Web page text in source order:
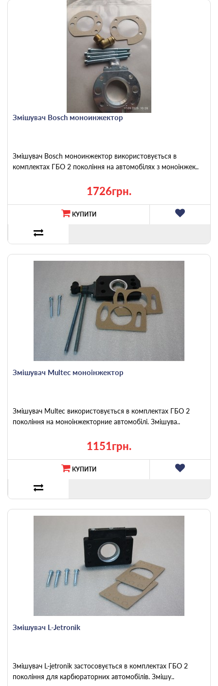
Змішувач Bosch моноинжектор
Змішувач Bosch моноинжектор використовується в
комплектах ГБО 2 покоління на автомобілях з моноінжек..
1726грн.
КУПИТИ
Змішувач Multec моноінжектор
Змішувач Multec використовується в комплектах ГБО 2
покоління на моноінжекторние автомобілі. Змішува..
1151грн.
КУПИТИ
Змішувач L-Jetronik
Змішувач L-jetronik застосовується в комплектах ГБО 2
покоління для карбюраторних автомобілів. Змішу..